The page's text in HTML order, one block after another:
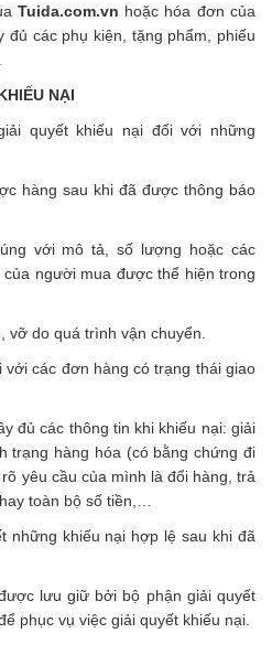
Tuida.com.vn hoặc hóa đơn của
đủ các phụ kiện, tặng phẩm, phiếu
NẠI
quyết khiếu nại đối với những
hàng sau khi đã được thông báo
với mô tả, số lượng hoặc các
người mua được thể hiện trong
vỡ do quá trình vận chuyển.
với các đơn hàng có trạng thái giao
đủ các thông tin khi khiếu nại: giải
trạng hàng hóa (có bằng chứng đi
yêu cầu của mình là đổi hàng, trả
toàn bộ số tiền,…
những khiếu nại hợp lệ sau khi đã
lưu giữ bởi bộ phận giải quyết
phục vụ việc giải quyết khiếu nại.